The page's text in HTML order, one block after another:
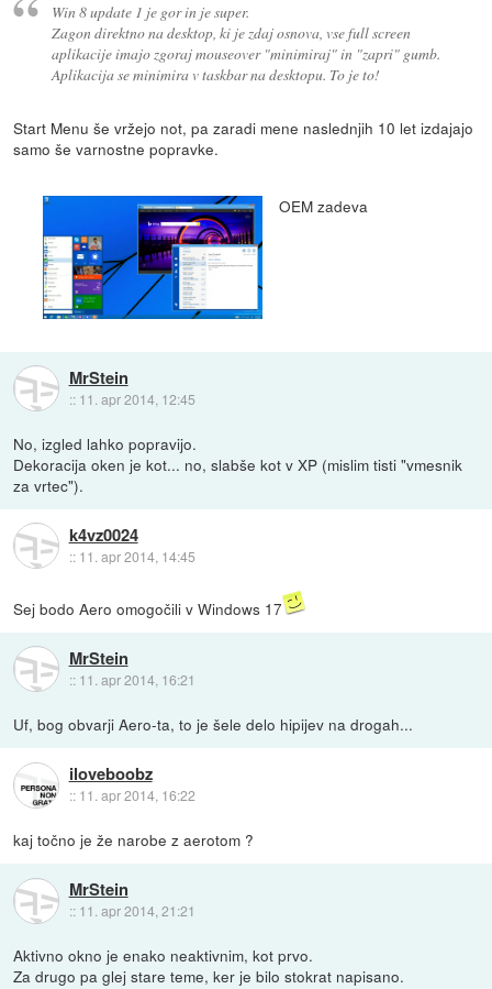
Win 8 update 1 je gor in je super.
Zagon direktno na desktop, ki je zdaj osnova, vse full screen
aplikacije imajo zgoraj mouseover "minimiraj" in "zapri" gumb.
Aplikacija se minimira v taskbar na desktopu. To je to!
Start Menu še vržejo not, pa zaradi mene naslednjih 10 let izdajajo
samo še varnostne popravke.
OEM zadeva
MrStein
:: 11. apr 2014, 12:45
No, izgled lahko popravijo.
Dekoracija oken je kot... no, slabše kot v XP (mislim tisti "vmesnik
za vrtec").
k4vz0024
:: 11. apr 2014, 14:45
Sej bodo Aero omogočili v Windows 17
MrStein
:: 11. apr 2014, 16:21
Uf, bog obvarji Aero-ta, to je šele delo hipijev na drogah...
iloveboobz
:: 11. apr 2014, 16:22
kaj točno je že narobe z aerotom ?
MrStein
:: 11. apr 2014, 21:21
Aktivno okno je enako neaktivnim, kot prvo.
Za drugo pa glej stare teme, ker je bilo stokrat napisano.